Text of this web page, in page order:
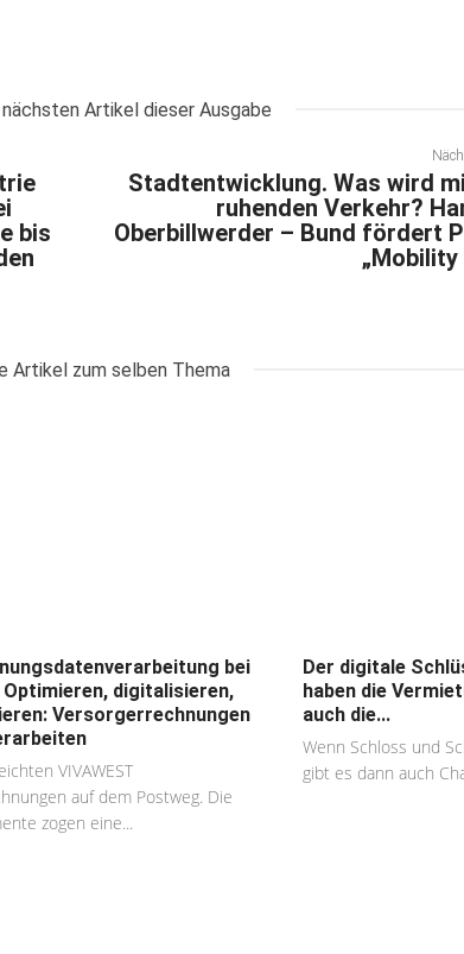
nächsten Artikel dieser Ausgabe
bis
Stadtentwicklung. Was wird
ruhenden Verkehr?
Oberbillwerder – Bund fördert
„Mobility
Artikel zum selben Thema
bei
Optimieren, digitalisieren,
Versorgerrechnungen
VIVAWEST
auf dem Postweg. Die
zogen eine...
Der digitale
haben die
auch die...
Wenn Schloss und
gibt es dann auch